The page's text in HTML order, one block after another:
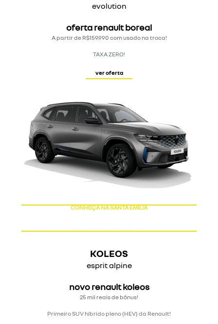
evolution
oferta renault boreal
A partir de R$159.990 com usado na troca!
TAXA ZERO!
ver oferta
KOLEOS
esprit alpine
CONHEÇA NA SANTA EMÍLIA
novo renault koleos
25 mil reais de bônus!
Primeiro SUV híbrido pleno (HEV) da Renault!